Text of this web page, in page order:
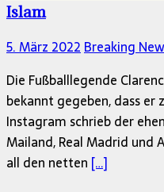
Islam
5. März 2022 Breaking
Die Fußballlegende
bekannt gegeben, dass
Instagram schrieb der
Mailand, Real Madrid und
all den netten […]